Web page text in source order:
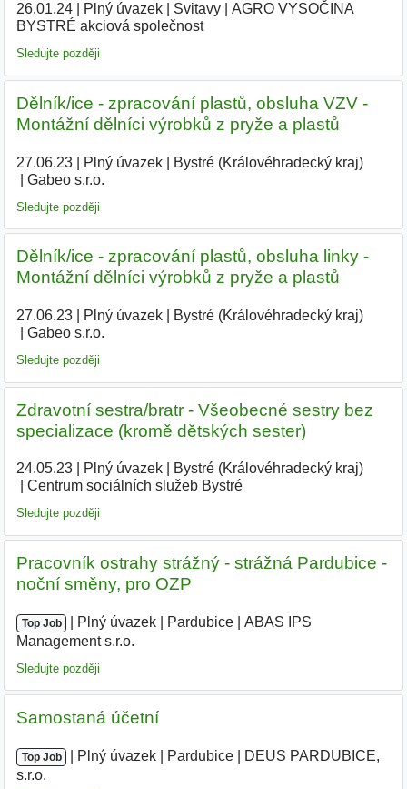
26.01.24| Plný úvazek| Svitavy|
AGRO VYSOČINA
BYSTRÉ akciová společnost|
Sledujte později
Dělník/ice - zpracování plastů, obsluha VZV -
Montážní dělníci výrobků z pryže a plastů
27.06.23| Plný úvazek| Bystré (Královéhradecký kraj)|
Gabeo s.r.o.
Sledujte později
Dělník/ice - zpracování plastů, obsluha linky -
Montážní dělníci výrobků z pryže a plastů
27.06.23| Plný úvazek| Bystré (Královéhradecký kraj)|
Gabeo s.r.o.
Sledujte později
Zdravotní sestra/bratr - Všeobecné sestry bez
specializace (kromě dětských sester)
24.05.23| Plný úvazek| Bystré (Královéhradecký kraj)|
Centrum sociálních služeb Bystré|
Sledujte později
Pracovník ostrahy strážný - strážná Pardubice -
noční směny, pro OZP
Top Job Plný úvazek Pardubice
ABAS IPS
Management s.r.o.
Sledujte později
Samostaná účetní
Top Job Plný úvazek Pardubice
DEUS PARDUBICE,
s.r.o.